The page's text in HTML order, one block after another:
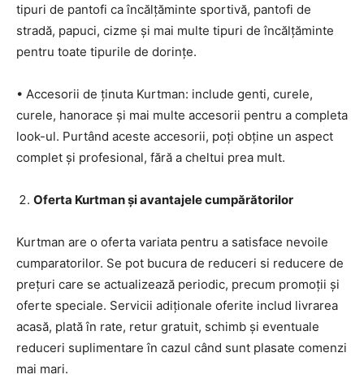
tipuri de pantofi ca încălțăminte sportivă, pantofi de
stradă, papuci, cizme și mai multe tipuri de încălțăminte
pentru toate tipurile de dorințe.
• Accesorii de ținuta Kurtman: include genti, curele,
curele, hanorace și mai multe accesorii pentru a completa
look-ul. Purtând aceste accesorii, poți obține un aspect
complet și profesional, fără a cheltui prea mult.
Oferta Kurtman și avantajele cumpărătorilor
Kurtman are o oferta variata pentru a satisface nevoile
cumparatorilor. Se pot bucura de reduceri si reducere de
prețuri care se actualizează periodic, precum promoții și
oferte speciale. Servicii adiționale oferite includ livrarea
acasă, plată în rate, retur gratuit, schimb și eventuale
reduceri suplimentare în cazul când sunt plasate comenzi
mai mari.